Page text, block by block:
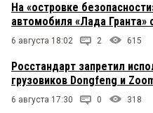
На «островке
автомобиля «Лада
6 августа 18:02 2 615
Росстандарт запретил
грузовиков Dongfeng и
6 августа 17:30 0 318